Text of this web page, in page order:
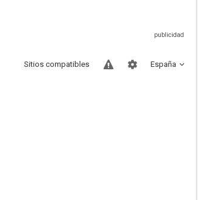
España
Sitios compatibles